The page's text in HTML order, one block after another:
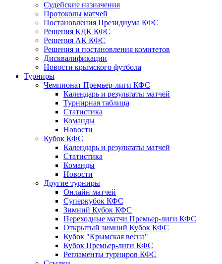
Судейские назначения
Протоколы матчей
Постановления Президиума КФС
Решения КДК КФС
Решения АК КФС
Решения и постановления комитетов
Дисквалификации
Новости крымского футбола
Турниры
Чемпионат Премьер-лиги КФС
Календарь и результаты матчей
Турнирная таблица
Статистика
Команды
Новости
Кубок КФС
Календарь и результаты матчей
Статистика
Команды
Новости
Другие турниры
Онлайн матчей
Суперкубок КФС
Зимний Кубок КФС
Переходные матчи Премьер-лиги КФС
Открытый зимний Кубок КФС
Кубок "Крымская весна"
Кубок Премьер-лиги КФС
Регламенты турниров КФС